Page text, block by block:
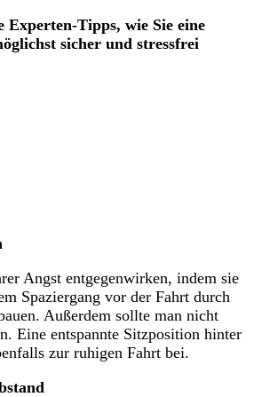
Experten-Tipps, wie Sie eine
sicher und stressfrei
Angst entgegenwirken, indem sie
Spaziergang vor der Fahrt durch
Außerdem sollte man nicht
Eine entspannte Sitzposition hinter
zur ruhigen Fahrt bei.